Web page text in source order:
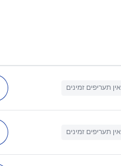
אין תעריפים זמינים
אין תעריפים זמינים